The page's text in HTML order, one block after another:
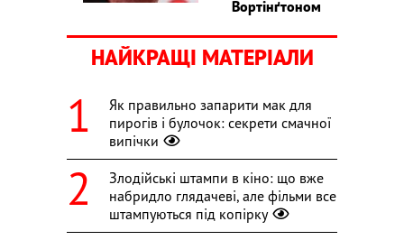
Вортінґтоном
НАЙКРАЩІ МАТЕРІАЛИ
Як правильно запарити мак для
пирогів і булочок: секрети смачної
випічки
Злодійські штампи в кіно: що вже
набридло глядачеві, але фільми все
штампуються під копірку